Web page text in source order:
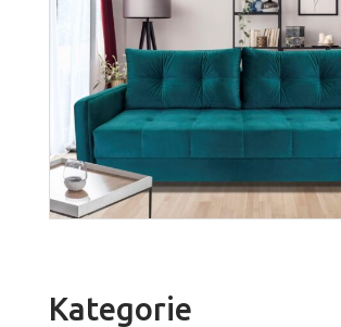
Stilo
Więcej
Kategorie